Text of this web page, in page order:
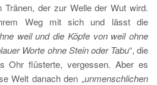
der zur Welle der Wut wird.
Weg mit sich und lässt die
weil und die Köpfe von weil ohne
Worte ohne Stein oder Tabu“, die
Ohr flüsterte, vergessen. Aber es
Welt danach den „unmenschlichen